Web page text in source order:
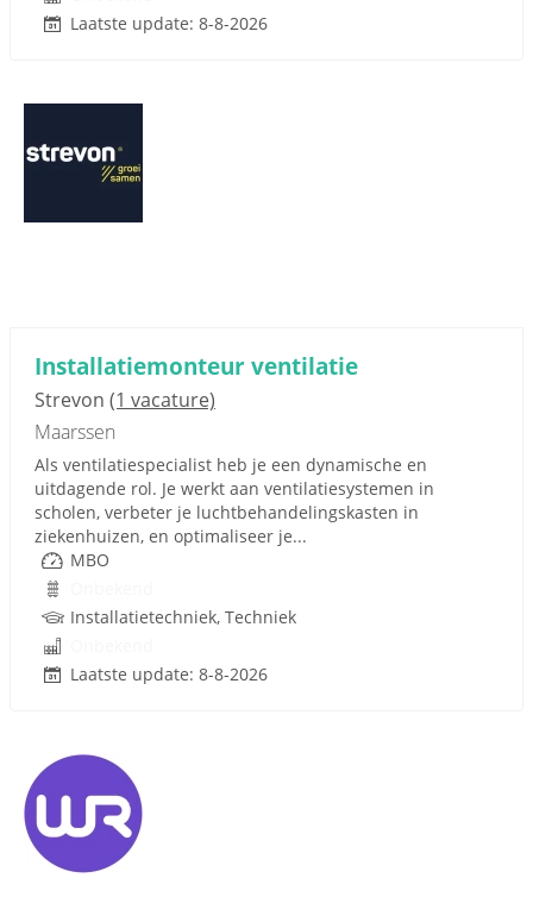
Laatste update: 8-8-2026
Installatiemonteur ventilatie
Strevon (1 vacature)
Maarssen
Als ventilatiespecialist heb je een dynamische en
uitdagende rol. Je werkt aan ventilatiesystemen in
scholen, verbeter je luchtbehandelingskasten in
ziekenhuizen, en optimaliseer je...
MBO
Installatietechniek, Techniek
Laatste update: 8-8-2026